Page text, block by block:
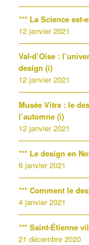
*** La Science
12 janvier 2021
Val-d’Oise :
design (i)
12 janvier 2021
Musée Vitra : le
l’automne (i)
12 janvier 2021
*** Le design en
6 janvier 2021
*** Comment le
4 janvier 2021
*** Saint-Étienne
21 décembre 2020